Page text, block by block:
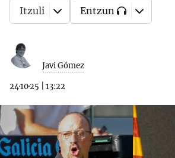
Javi Gómez
24·10·25 13:22
Itzuli Entzun